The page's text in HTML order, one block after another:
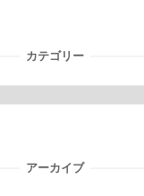
カテゴリー
アーカイブ